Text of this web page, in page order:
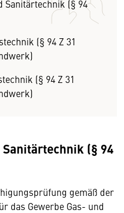
Sanitärtechnik (§ 94
(§ 94 Z 31
(§ 94 Z 31
(§ 94
gemäß der
das Gewerbe Gas- und